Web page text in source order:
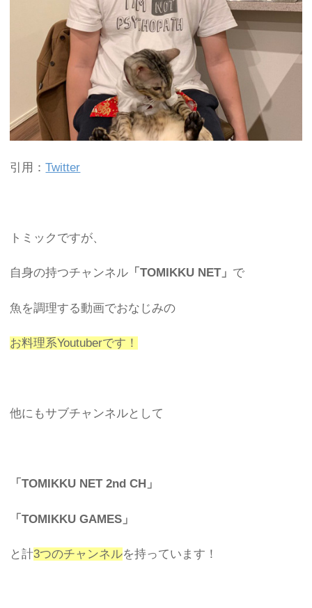
引用：Twitter
トミックですが、
自身の持つチャンネル 「TOMIKKU NET」 で
魚を調理する動画でおなじみの
お料理系Youtuberです！
他にもサブチャンネルとして
「TOMIKKU NET 2nd CH」
「TOMIKKU GAMES」
と計3つのチャンネルを持っています！